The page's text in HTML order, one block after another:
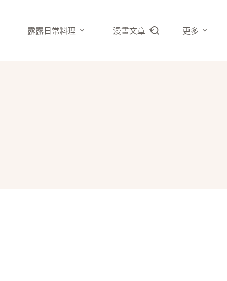
露露日常料理 漫畫文章 更多